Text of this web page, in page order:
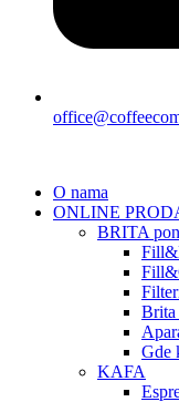
O nama
ONLINE
BRITA
Brita
Gde
KAFA